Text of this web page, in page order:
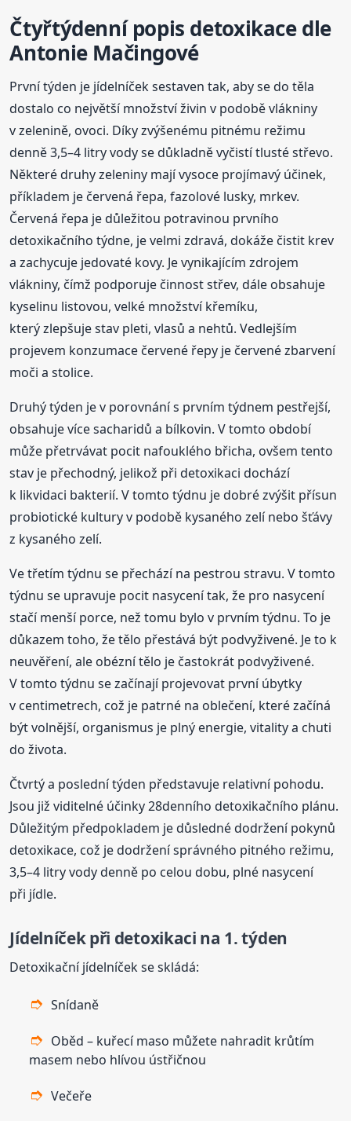
Čtyřtýdenní popis detoxikace dle
Antonie Mačingové
První týden je jídelníček sestaven tak, aby se do těla
dostalo co největší množství živin v podobě vlákniny
v zelenině, ovoci. Díky zvýšenému pitnému režimu
denně 3,5–4 litry vody se důkladně vyčistí tlusté střevo.
Některé druhy zeleniny mají vysoce projímavý účinek,
příkladem je červená řepa, fazolové lusky, mrkev.
Červená řepa je důležitou potravinou prvního
detoxikačního týdne, je velmi zdravá, dokáže čistit krev
a zachycuje jedovaté kovy. Je vynikajícím zdrojem
vlákniny, čímž podporuje činnost střev, dále obsahuje
kyselinu listovou, velké množství křemíku,
který zlepšuje stav pleti, vlasů a nehtů. Vedlejším
projevem konzumace červené řepy je červené zbarvení
moči a stolice.
Druhý týden je v porovnání s prvním týdnem pestřejší,
obsahuje více sacharidů a bílkovin. V tomto období
může přetrvávat pocit nafouklého břicha, ovšem tento
stav je přechodný, jelikož při detoxikaci dochází
k likvidaci bakterií. V tomto týdnu je dobré zvýšit přísun
probiotické kultury v podobě kysaného zelí nebo šťávy
z kysaného zelí.
Ve třetím týdnu se přechází na pestrou stravu. V tomto
týdnu se upravuje pocit nasycení tak, že pro nasycení
stačí menší porce, než tomu bylo v prvním týdnu. To je
důkazem toho, že tělo přestává být podvyživené. Je to k
neuvěření, ale obézní tělo je častokrát podvyživené.
V tomto týdnu se začínají projevovat první úbytky
v centimetrech, což je patrné na oblečení, které začíná
být volnější, organismus je plný energie, vitality a chuti
do života.
Čtvrtý a poslední týden představuje relativní pohodu.
Jsou již viditelné účinky 28denního detoxikačního plánu.
Důležitým předpokladem je důsledné dodržení pokynů
detoxikace, což je dodržení správného pitného režimu,
3,5–4 litry vody denně po celou dobu, plné nasycení
při jídle.
Jídelníček při detoxikaci na 1. týden
Detoxikační jídelníček se skládá:
Snídaně
Oběd – kuřecí maso můžete nahradit krůtím
masem nebo hlívou ústřičnou
Večeře